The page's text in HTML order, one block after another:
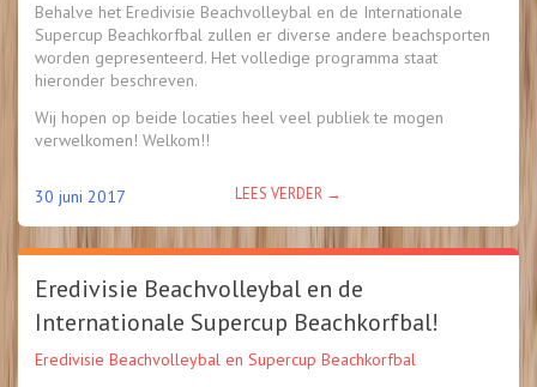
Behalve het Eredivisie Beachvolleybal en de Internationale
Supercup Beachkorfbal zullen er diverse andere beachsporten
worden gepresenteerd. Het volledige programma staat
hieronder beschreven.
Wij hopen op beide locaties heel veel publiek te mogen
verwelkomen! Welkom!!
LEES VERDER
“PROGRAMMA
7,
8
EN
JULI”
→
30 juni 2017
Eredivisie Beachvolleybal en de
Internationale Supercup Beachkorfbal!
Eredivisie Beachvolleybal en Supercup Beachkorfbal